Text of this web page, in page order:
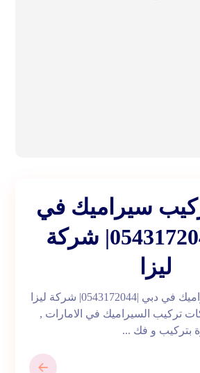
سيراميك في
دبي |0543172044| شركة
ليزا
شركة تركيب سيراميك في دبي |0543172044| شركة ليزا
تركيب السيراميك في الامارات ,
بتركيب و فك ...